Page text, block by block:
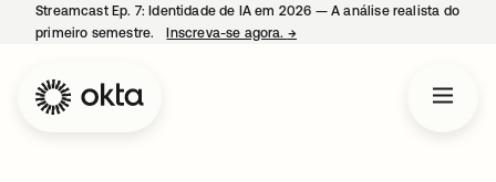
Streamcast Ep. 7: Identidade de IA em 2026 — A análise realista do
primeiro semestre.
Inscreva-se agora. →